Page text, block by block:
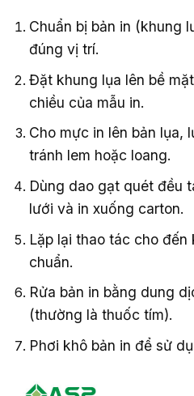
Chuẩn bị bản in (khung
đúng vị trí.
Đặt khung lụa lên bề
chiều của mẫu in.
Cho mực in lên bản lụa,
tránh lem hoặc loang.
Dùng dao gạt quét đều
lưới và in xuống carton.
Lặp lại thao tác cho
chuẩn.
Rửa bản in bằng dung
(thường là thuốc tím).
Phơi khô bản in để sử